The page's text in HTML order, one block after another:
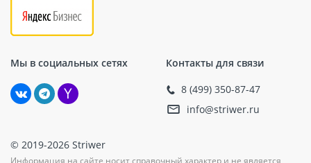
Мы в социальных сетях Контакты для связи
8 (499) 350-87-47
info@striwer.ru
© 2019-2026 Striwer
Информация на сайте носит справочный характер и не является